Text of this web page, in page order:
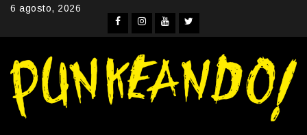
Skip6 agosto, 2026
Facebook
Instagram
YouTubeTwitter